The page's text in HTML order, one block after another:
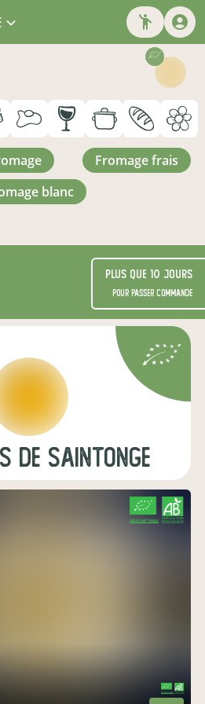
fromage frais
blanc
Plus que 10 jours
pour passer commande
de Saintonge
CERTIFIÉ PAR FR-BIO-01
AGRICULTURE FRANCE